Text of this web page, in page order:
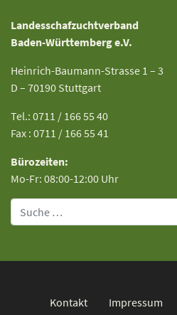
Landesschafzuchtverband
Baden-Württemberg e.V.
Heinrich-Baumann-Strasse 1 – 3
D – 70190 Stuttgart
Tel.: 0711 / 166 55 40
Fax : 0711 / 166 55 41
Bürozeiten:
Mo-Fr: 08:00-12:00 Uhr
Suche
Kontakt
Impressum